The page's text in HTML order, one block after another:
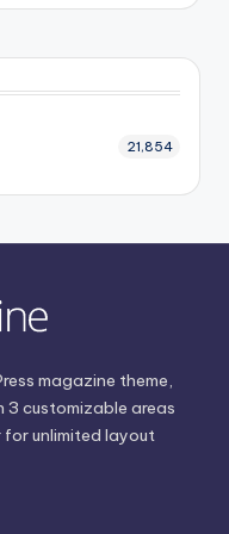
21,854
magazine theme,
customizable areas
unlimited layout